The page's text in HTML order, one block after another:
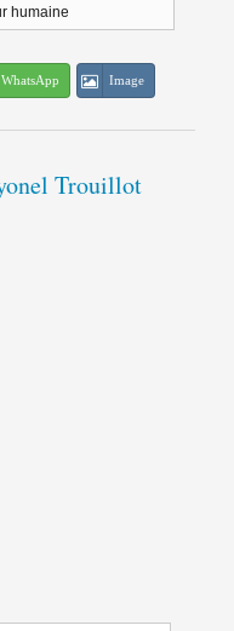
humaine
WhatsApp Image
Trouillot